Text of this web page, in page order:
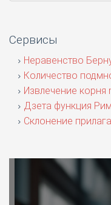
Сервисы
Неравенство
Количество
Извлечение корня
Дзета функция
Склонение